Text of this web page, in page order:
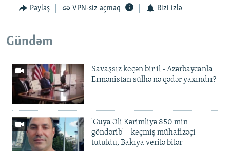
Paylaş VPN-siz açmaq Bizi izlə
Gündəm
Savaşsız keçən bir il - Azərbaycanla
Ermənistan sülhə nə qədər yaxındır?
'Guya Əli Kərimliyə 850 min
göndərib' – keçmiş mühafizəçi
tutuldu, Bakıya verilə bilər